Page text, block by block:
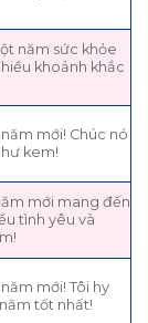
năm sức khỏe
khoảnh khắc
mới! Chúc nó
kem!
mới mang đến
tình yêu và
mới! Tôi hy
tốt nhất!